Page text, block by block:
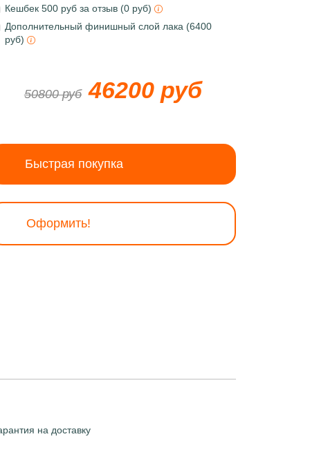
Кешбек 500 руб за отзыв (0 руб)
Дополнительный финишный слой лака (6400
руб)
50800 руб 46200 руб
Быстрая покупка
Оформить!
на доставку